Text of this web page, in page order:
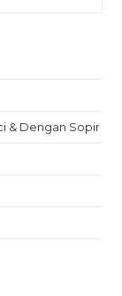
& Dengan Sopir